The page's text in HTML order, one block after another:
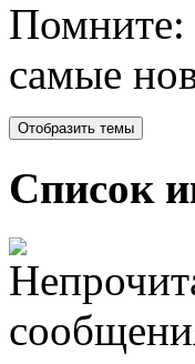
Помните:
самые
Список